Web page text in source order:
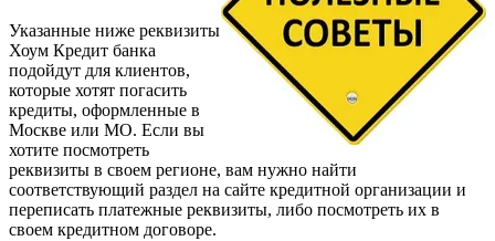
Указанные ниже реквизиты
Хоум Кредит банка
подойдут для клиентов,
которые хотят погасить
кредиты, оформленные в
Москве или МО. Если вы
хотите посмотреть
реквизиты в своем регионе, вам нужно найти
соответствующий раздел на сайте кредитной организации и
переписать платежные реквизиты, либо посмотреть их в
своем кредитном договоре.